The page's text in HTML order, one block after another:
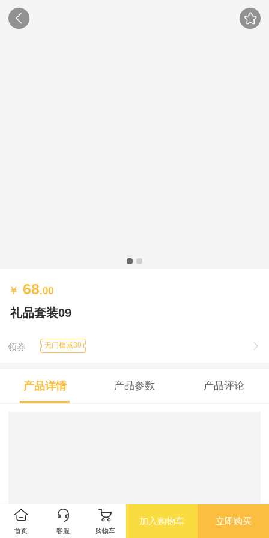
￥ 68.00
礼品套装09
领券 无门槛减30
产品详情 产品参数 产品评论
首页 客服 购物车
加入购物车 立即购买